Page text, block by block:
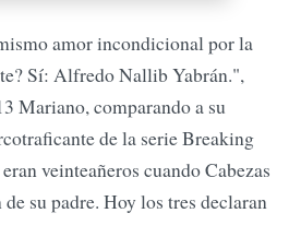
amor incondicional por la
Sí: Alfredo Nallib Yabrán.",
Mariano, comparando a su
de la serie Breaking
veinteañeros cuando Cabezas
su padre. Hoy los tres declaran